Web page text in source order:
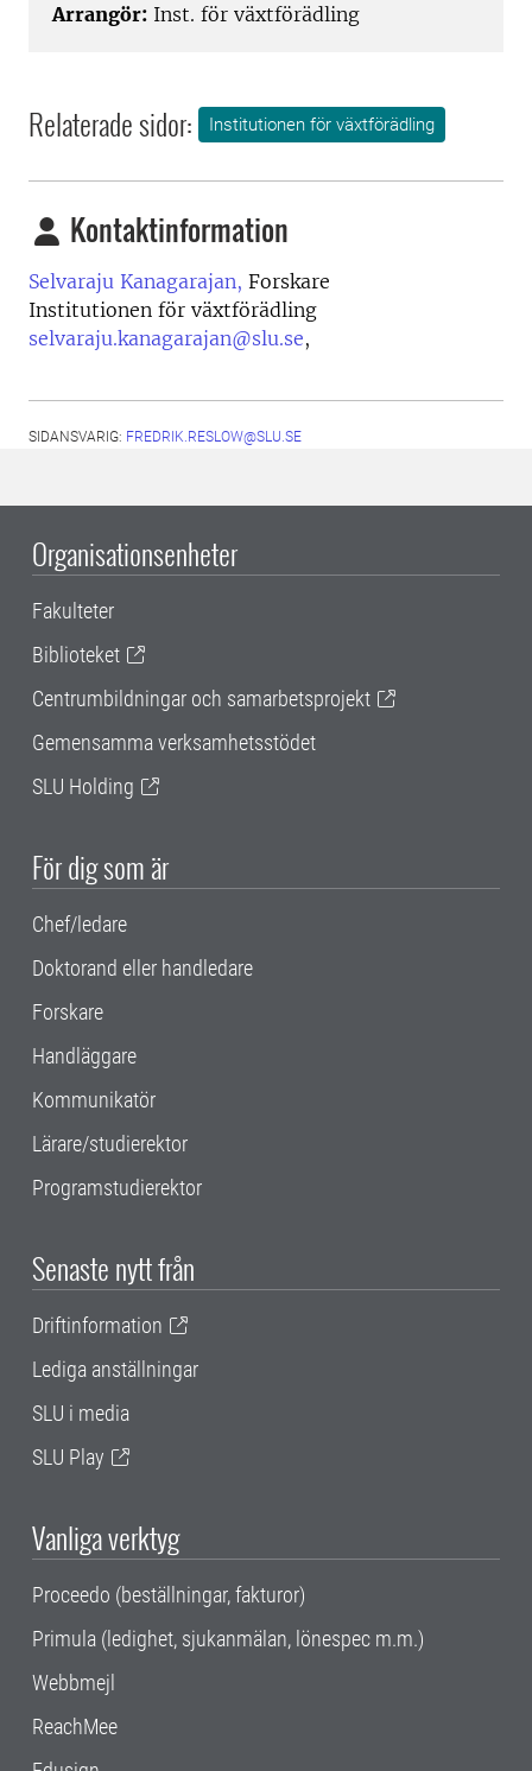
Arrangör: Inst. för växtförädling
Relaterade sidor: Institutionen för växtförädling
Kontaktinformation
Selvaraju Kanagarajan, Forskare
Institutionen för växtförädling
selvaraju.kanagarajan@slu.se,
SIDANSVARIG: FREDRIK.RESLOW@SLU.SE
Organisationsenheter
Fakulteter
Biblioteket
Centrumbildningar och samarbetsprojekt
Gemensamma verksamhetsstödet
SLU Holding
För dig som är
Chef/ledare
Doktorand eller handledare
Forskare
Handläggare
Kommunikatör
Lärare/studierektor
Programstudierektor
Senaste nytt från
Driftinformation
Lediga anställningar
SLU i media
SLU Play
Vanliga verktyg
Proceedo (beställningar, fakturor)
Primula (ledighet, sjukanmälan, lönespec m.m.)
Webbmejl
ReachMee